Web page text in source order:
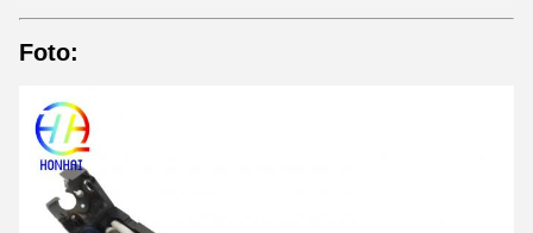
Foto: